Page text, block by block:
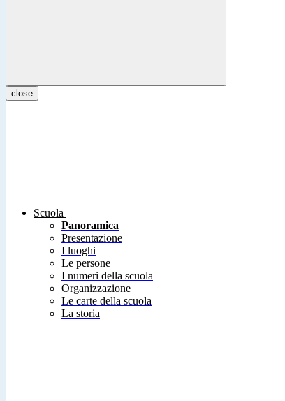
close
Scuola
Panoramica
Presentazione
I luoghi
Le persone
I numeri della scuola
Organizzazione
Le carte della scuola
La storia